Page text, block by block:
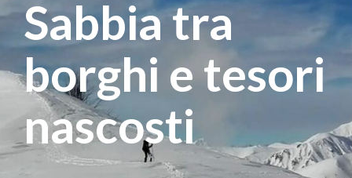
Sabbia tra
borghi e tesori
nascosti